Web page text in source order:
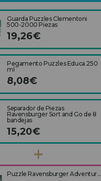
Guarda Puzzles Clementoni
500-2000 Piezas
19,26€
Pegamento Puzzles Educa 250
ml
8,08€
Separador de Piezas
Ravensburger Sort and Go de 8
bandejas
15,20€
Puzzle Ravensburger Adventur...